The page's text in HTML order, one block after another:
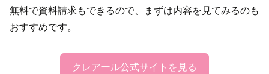
無料で資料請求もできるので、まずは内容を見てみるのも
おすすめです。
クレアール公式サイトを見る